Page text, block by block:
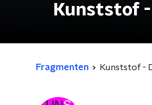
Kunststof
Fragmenten Kunststof -